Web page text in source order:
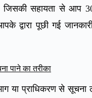
जिसकी सहायता से आप
द्वारा पूछी गई
पाने का तरीका
या प्राधिकरण से सूचना